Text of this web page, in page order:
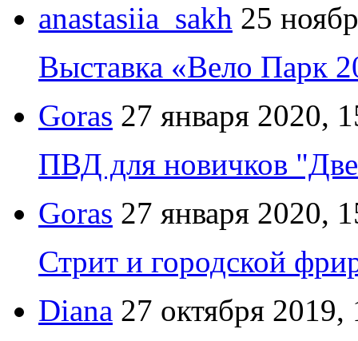
anastasiia_sakh 25
Выставка «Вело Парк
Goras 27 января 2020,
ПВД для новичков
Goras 27 января 2020,
Стрит и городской
Diana 27 октября 2019,